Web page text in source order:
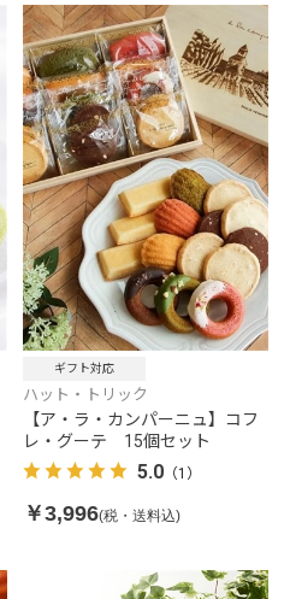
ギフト対応
ハット・トリック
【ア・ラ・カンパーニュ】コフ
レ・グーテ 15個セット
5.0（1）
￥3,996(税・送料込)